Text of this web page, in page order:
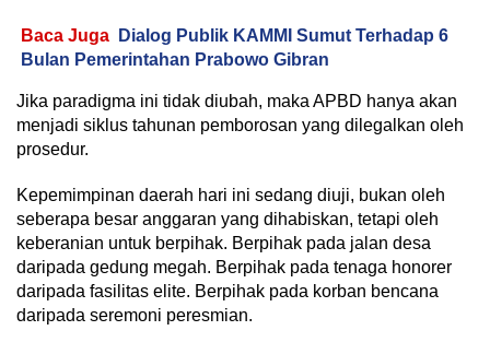
Baca Juga
Dialog Publik KAMMI Sumut Terhadap 6
Bulan Pemerintahan Prabowo Gibran
Jika paradigma ini tidak diubah, maka APBD hanya akan
menjadi siklus tahunan pemborosan yang dilegalkan oleh
prosedur.
Kepemimpinan daerah hari ini sedang diuji, bukan oleh
seberapa besar anggaran yang dihabiskan, tetapi oleh
keberanian untuk berpihak. Berpihak pada jalan desa
daripada gedung megah. Berpihak pada tenaga honorer
daripada fasilitas elite. Berpihak pada korban bencana
daripada seremoni peresmian.